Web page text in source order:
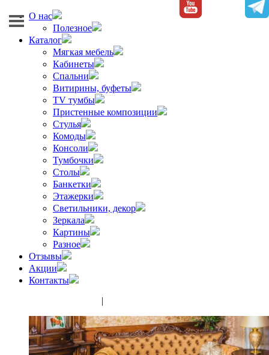
О нас
Полезное
Каталог
Мягкая мебель
Кабинеты
Спальни
Витирины, буфеты
TV тумбы
Пристенные композиции
Стулья
Комоды
Консоли
Тумбочки
Столы
Банкетки
Этажерки
Светильники, декор
Зеркала
Картины
Разное
Отзывы
Акции
Контакты
|